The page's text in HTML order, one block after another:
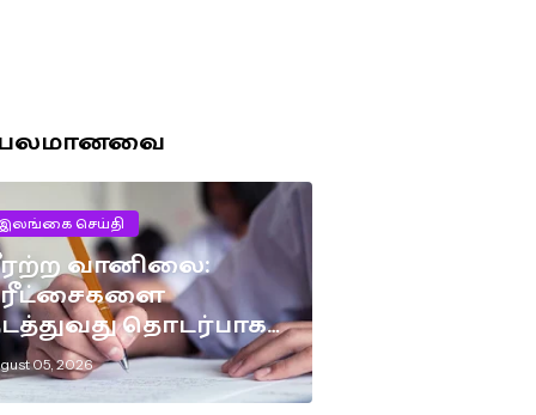
செய்தி
வானிலை:
தொடர்பாக
தீர்மானம்!
05, 2026